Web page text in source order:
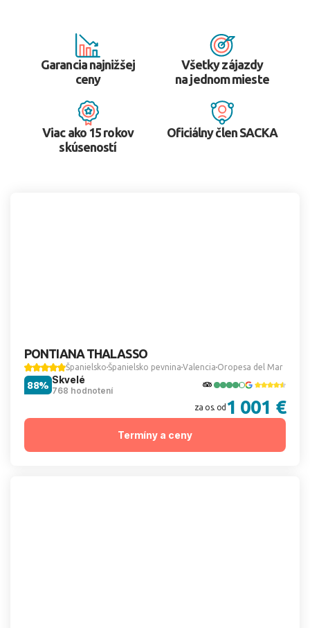
Garancia najnižšej
ceny
Všetky zájazdy
na jednom mieste
Viac ako 15 rokov
skúseností
Oficiálny člen SACKA
PONTIANA THALASSO
Španielsko Španielsko pevnina Valencia Oropesa del Mar
Skvelé
768 hodnotení
88%
za os. od 1 001 €
Termíny a ceny